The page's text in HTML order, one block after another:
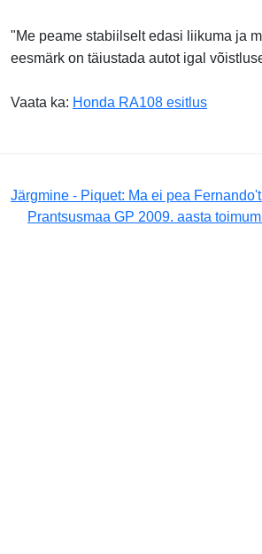
"Me peame stabiilselt edasi liikuma ja
eesmärk on täiustada autot igal
Vaata ka: Honda RA108 esitlus
Järgmine - Piquet: Ma ei pea
Prantsusmaa GP 2009. aasta